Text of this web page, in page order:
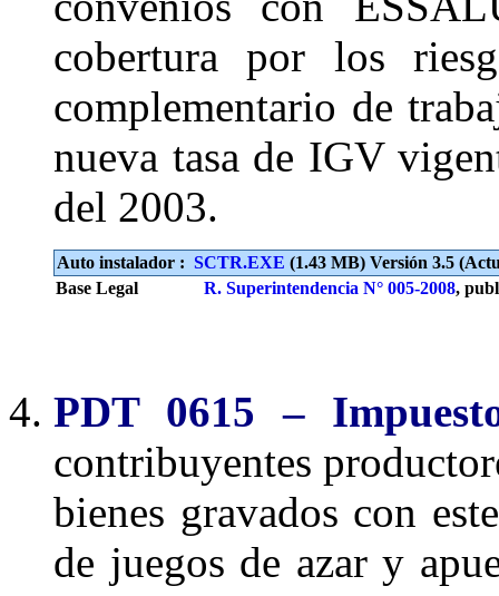
cobertura por los
complementario de
nueva tasa de IGV
del 2003.
Auto instalador : SCTR.EXE (1.43 MB) Versión 3.5
Base Legal
R. Superintendencia N° 005-2008,
PDT 0615 –
contribuyentes
bienes gravados con
de juegos de azar y